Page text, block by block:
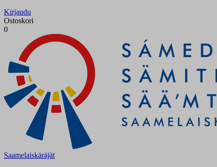
Kirjaudu
Ostoskori
0
Saamelaiskäräjät